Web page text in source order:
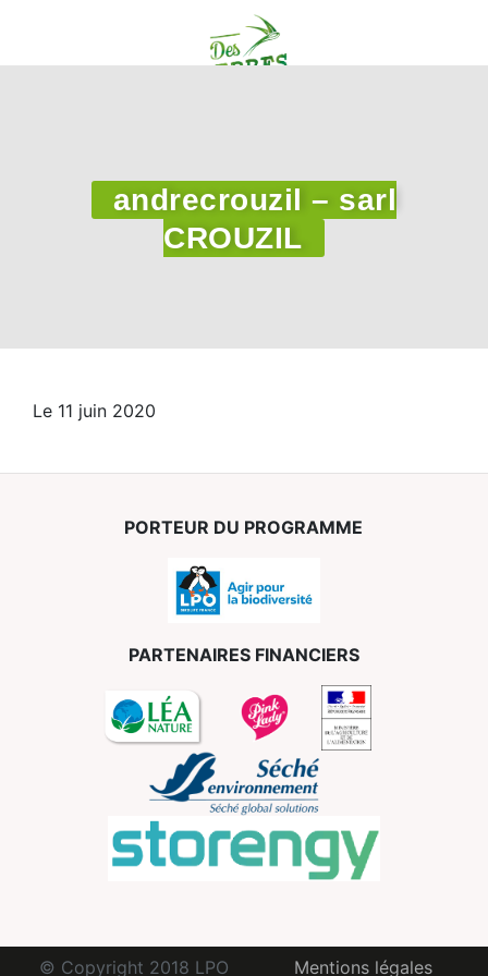
andrecrouzil – sarl
CROUZIL
Le 11 juin 2020
PORTEUR DU PROGRAMME
PARTENAIRES FINANCIERS
© Copyright 2018 LPO Mentions légales